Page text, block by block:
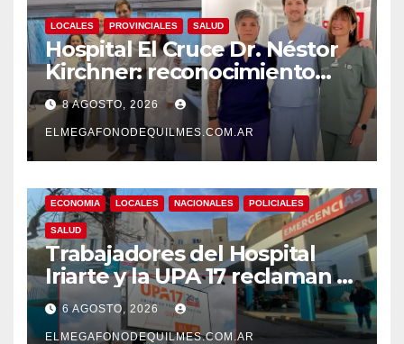
LOCALES PROVINCIALES SALUD
Hospital El Cruce Dr. Néstor
Kirchner: reconocimiento
internacional a la calidad de
su atención
8 AGOSTO, 2026
ELMEGAFONODEQUILMES.COM.AR
ECONOMIA LOCALES NACIONALES POLICIALES
SALUD
Trabajadores del Hospital
Iriarte y la UPA 17 reclaman el
pase a planta de becarios y
mejoras laborales
6 AGOSTO, 2026
ELMEGAFONODEQUILMES.COM.AR